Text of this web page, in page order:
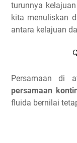
turunnya
kita menuliskan
antara kelajuan
Persamaan di
persamaan
fluida bernilai